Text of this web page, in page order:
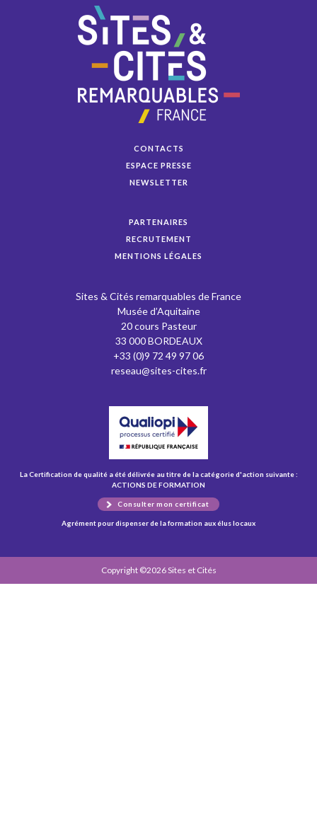
CONTACTS
ESPACE PRESSE
NEWSLETTER
PARTENAIRES
RECRUTEMENT
MENTIONS LÉGALES
Sites & Cités remarquables de France
Musée d’Aquitaine
20 cours Pasteur
33 000 BORDEAUX
+33 (0)9 72 49 97 06
reseau@sites-cites.fr
La Certification de qualité a été délivrée au titre de la catégorie d'action suivante :
ACTIONS DE FORMATION
Consulter mon certificat
Agrément pour dispenser de la formation aux élus locaux
Copyright ©2026 Sites et Cités